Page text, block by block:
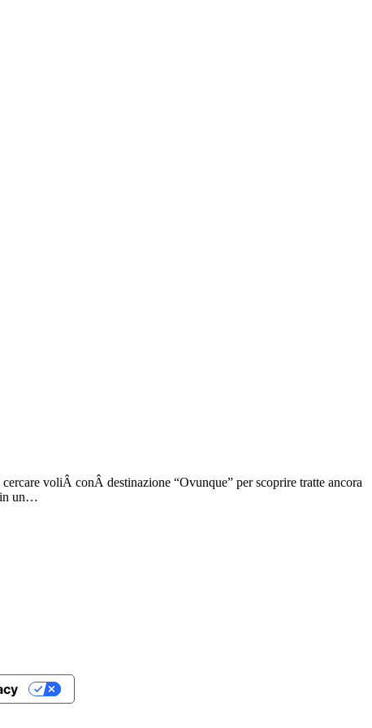
voliÂ conÂ destinazione “Ovunque” per scoprire tratte ancora
in un…